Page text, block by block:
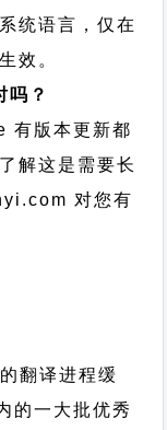
统语言，仅在
效。
？
有版本更新都
解这是需要长
对您有
翻译进程缓
的一大批优秀